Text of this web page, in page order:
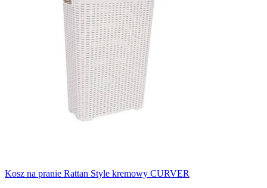
Kosz na pranie Rattan Style kremowy CURVER